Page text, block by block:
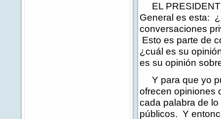
EL
General es esta:
conversaciones
Esto es parte de
¿cuál es su
es su opinión
Y para que yo
ofrecen opiniones
cada palabra de
públicos. Y